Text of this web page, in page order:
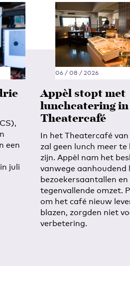
een
juli
06 / 08 / 2026
Appèl stopt met
lunchcatering in
Theatercafé
In het Theatercafé
zal geen lunch meer te
zijn. Appèl nam het
vanwege aanhoudend
bezoekersaantallen en
tegenvallende omzet.
om het café nieuw
blazen, zorgden niet
verbetering.